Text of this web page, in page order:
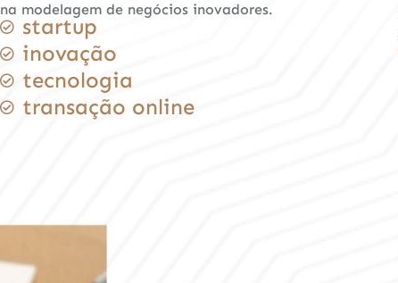
na modelagem de negócios inovadores.
startup
inovação
tecnologia
transação online